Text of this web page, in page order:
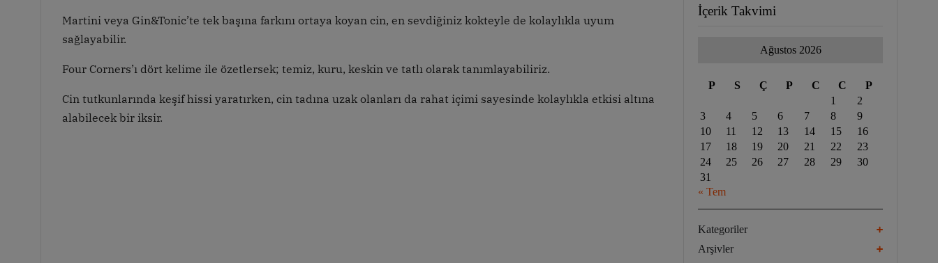
Martini veya Gin&Tonic’te tek başına farkını ortaya koyan cin, en sevdiğiniz kokteyle de kolaylıkla uyum
sağlayabilir.
Four Corners’ı dört kelime ile özetlersek; temiz, kuru, keskin ve tatlı olarak tanımlayabiliriz.
Cin tutkunlarında keşif hissi yaratırken, cin tadına uzak olanları da rahat içimi sayesinde kolaylıkla etkisi altına
alabilecek bir iksir.
İçerik Takvimi
Ağustos 2026
P S Ç P C C
P
1
2
3
4 5 6 7 8
9
10
11 12 13 14 15
16
17
18 19 20 21 22
23
24
25 26 27 28 29
30
31
« Tem
Kategoriler
Arşivler